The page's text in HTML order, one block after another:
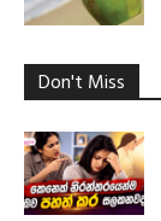
Don't Miss